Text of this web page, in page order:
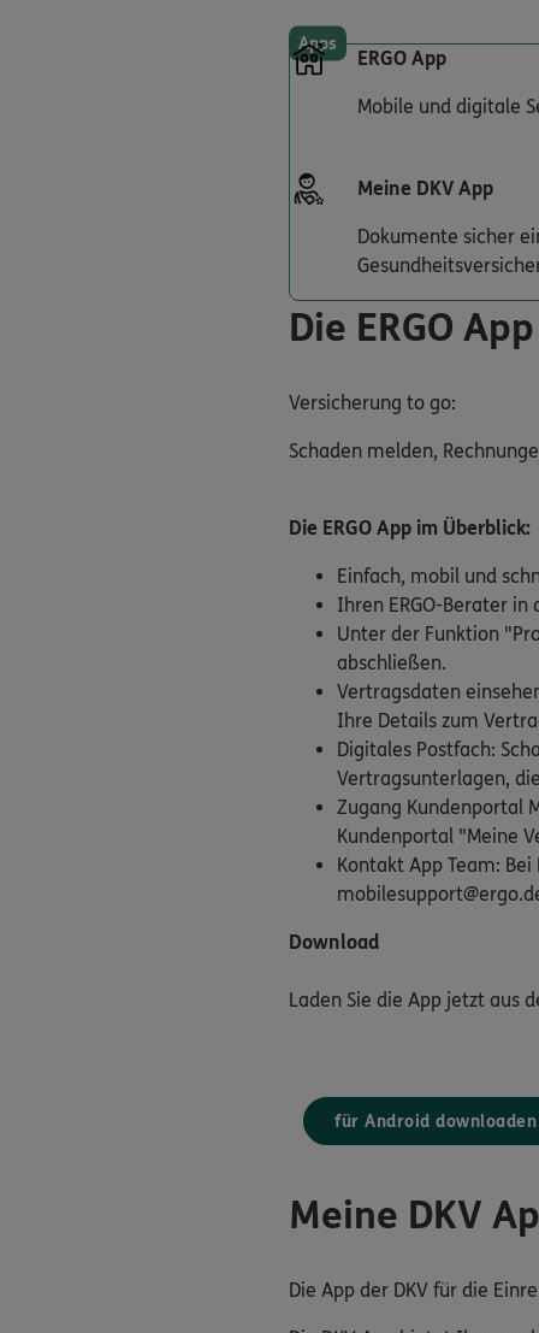
Apps
ERGO App
Mobile und digitale
Meine DKV App
Dokumente sicher
Die ERGO App
Versicherung to go:
Schaden melden,
Die ERGO App im Überblick:
Einfach, mobil und
Ihren ERGO-Berater
Unter der Funktion
abschließen.
Vertragsdaten
Ihre Details zum
Digitales Postfach:
Vertragsunterlagen,
Zugang Kundenportal
Kundenportal "Meine
Kontakt App Team:
Download
Laden Sie die App jetzt aus
für Android downloaden
Meine DKV
Die App der DKV für die